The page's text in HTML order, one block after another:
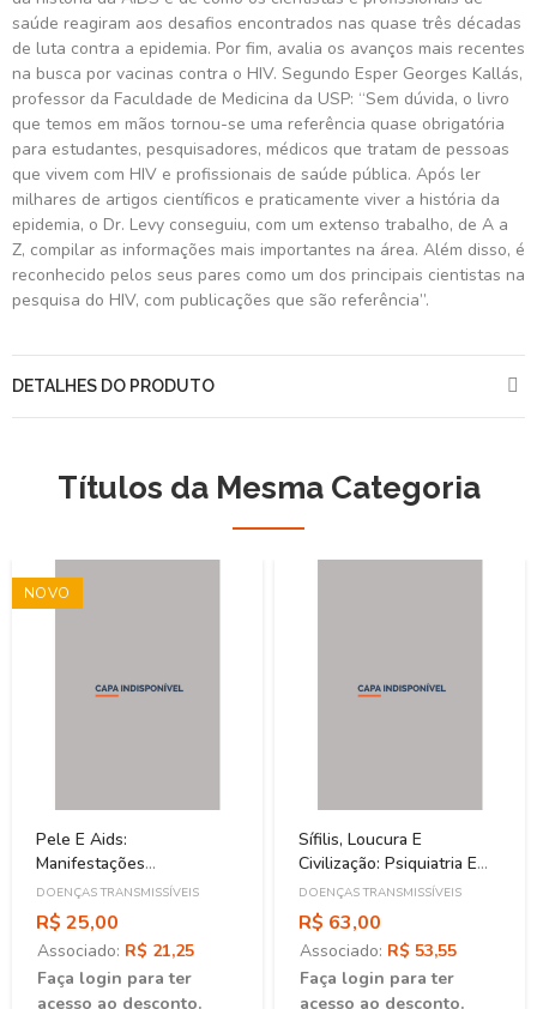
saúde reagiram aos desafios encontrados nas quase três décadas
de luta contra a epidemia. Por fim, avalia os avanços mais recentes
na busca por vacinas contra o HIV. Segundo Esper Georges Kallás,
professor da Faculdade de Medicina da USP: “Sem dúvida, o livro
que temos em mãos tornou-se uma referência quase obrigatória
para estudantes, pesquisadores, médicos que tratam de pessoas
que vivem com HIV e profissionais de saúde pública. Após ler
milhares de artigos científicos e praticamente viver a história da
epidemia, o Dr. Levy conseguiu, com um extenso trabalho, de A a
Z, compilar as informações mais importantes na área. Além disso, é
reconhecido pelos seus pares como um dos principais cientistas na
pesquisa do HIV, com publicações que são referência”.
DETALHES DO PRODUTO
Títulos da Mesma Categoria
NOVO
Pele E Aids:
Manifestações
Dermatológicas Na
Síndrome Da
Imunodeficiência Adquirida
DOENÇAS TRANSMISSÍVEIS
R$ 25,00
Associado: R$ 21,25
Faça login para ter
acesso ao desconto.
Sífilis, Loucura E
Civilização: Psiquiatria E
Ciência Na Primeira
República
DOENÇAS TRANSMISSÍVEIS
R$ 63,00
Associado: R$ 53,55
Faça login para ter
acesso ao desconto.